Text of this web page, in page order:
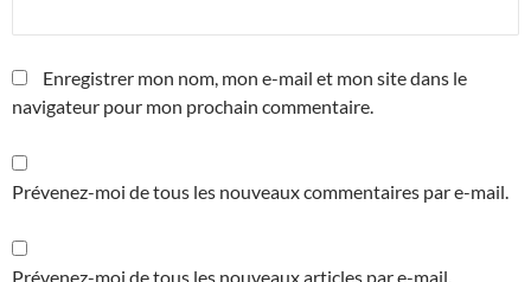
Enregistrer mon nom, mon e-mail et mon site dans le
navigateur pour mon prochain commentaire.
Prévenez-moi de tous les nouveaux commentaires par e-mail.
Prévenez-moi de tous les nouveaux articles par e-mail.